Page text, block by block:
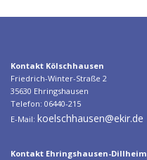
Kontakt Kölschhausen
Friedrich-Winter-Straße 2
35630 Ehringshausen
Telefon: 06440-215
E-Mail: koelschhausen@ekir.de
Kontakt Ehringshausen-Dillheim